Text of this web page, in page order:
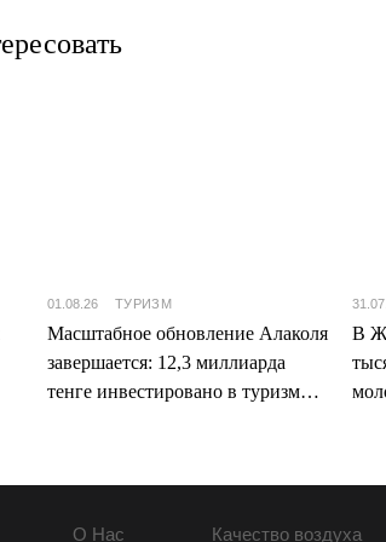
01.08.26 ТУРИЗМ
Масштабное обновление Алаколя
завершается: 12,3 миллиарда
тенге инвестировано в туризм
В
О Нас Качество воздуха